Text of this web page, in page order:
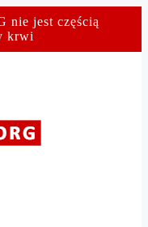
nie jest częścią
krwi